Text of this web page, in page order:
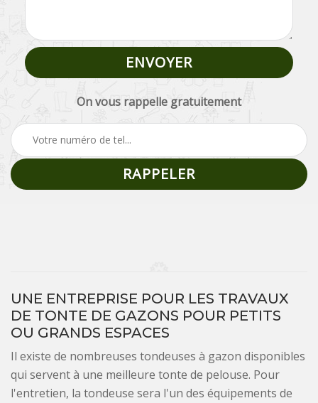
On vous rappelle gratuitement
UNE ENTREPRISE POUR LES TRAVAUX
DE TONTE DE GAZONS POUR PETITS
OU GRANDS ESPACES
Il existe de nombreuses tondeuses à gazon disponibles
qui servent à une meilleure tonte de pelouse. Pour
l'entretien, la tondeuse sera l'un des équipements de